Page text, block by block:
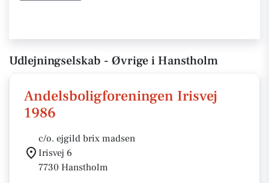
Udlejningselskab - Øvrige i Hanstholm
Andelsboligforeningen Irisvej
1986
c/o. ejgild brix madsen
Irisvej 6
7730 Hanstholm